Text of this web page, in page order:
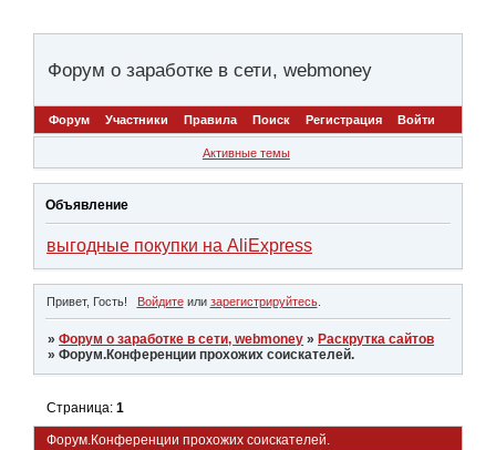
Форум о заработке в сети, webmoney
Форум Участники Правила Поиск Регистрация Войти
Активные темы
Объявление
выгодные покупки на AliExpress
Привет, Гость! Войдитеили зарегистрируйтесь.
»Форум о заработке в сети, webmoney » Раскрутка сайтов
»Форум.Конференции прохожих соискателей.
Форум.Конференции прохожих соискателей.
Страница:1